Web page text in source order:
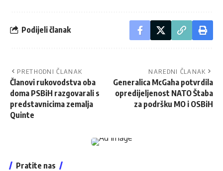
Podijeli članak
PRETHODNI ČLANAK
Članovi rukovodstva oba
doma PSBiH razgovarali s
predstavnicima zemalja
Quinte
NAREDNI ČLANAK
Generalica McGaha potvrdila
opredijeljenost NATO Štaba
za podršku MO i OSBiH
Pratite nas